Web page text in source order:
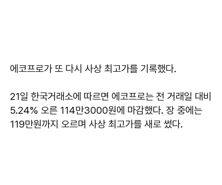
에코프로가 또 다시 사상 최고가를 기록했다.
21일 한국거래소에 따르면 에코프로는 전 거래일 대비
5.24% 오른 114만3000원에 마감했다. 장 중에는
119만원까지 오르며 사상 최고가를 새로 썼다.